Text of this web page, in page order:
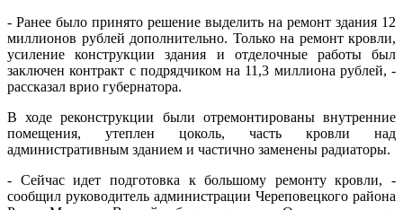
- Ранее было принято решение выделить на ремонт здания 12
миллионов рублей дополнительно. Только на ремонт кровли,
усиление конструкции здания и отделочные работы был
заключен контракт с подрядчиком на 11,3 миллиона рублей, -
рассказал врио губернатора.
В ходе реконструкции были отремонтированы внутренние
помещения, утеплен цоколь, часть кровли над
административным зданием и частично заменены радиаторы.
- Сейчас идет подготовка к большому ремонту кровли, -
сообщил руководитель администрации Череповецкого района